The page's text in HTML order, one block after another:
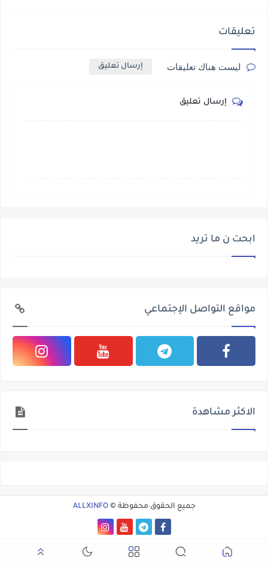
تعليقات
ليست هناك تعليقات إرسال تعليق
إرسال تعليق
ابحت ن ما تريد
مواقع التواصل الإجتماعي
الاكثر مشاهدة
جميع الحقوق محفوظة © ALLXINFO